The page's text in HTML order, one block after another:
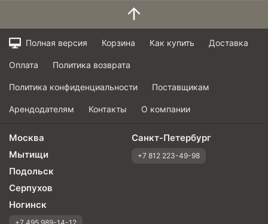
Полная версия Корзина Как купить Доставка
Оплата Политика возврата
Политика конфиденциальности Поставщикам
Арендодателям Контакты О компании
Москва
Мытищи
Подольск
Серпухов
Ногинск
Санкт-Петербург
+7 812 223-49-98